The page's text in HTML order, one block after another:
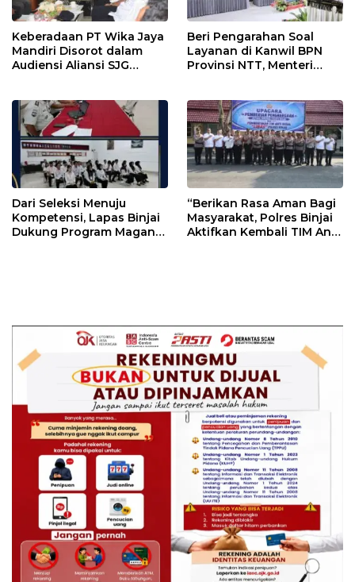
Keberadaan PT Wika Jaya
Mandiri Disorot dalam
Audiensi Aliansi SJG
Beri Pengarahan Soal
Layanan di Kanwil BPN
Provinsi NTT, Menteri
Dari Seleksi Menuju
Kompetensi, Lapas Binjai
Dukung Program Magang
“Berikan Rasa Aman Bagi
Masyarakat, Polres Binjai
Aktifkan Kembali TIM Anti